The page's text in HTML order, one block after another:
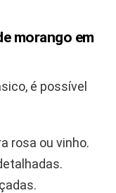
morango em
é possível
rosa ou vinho.